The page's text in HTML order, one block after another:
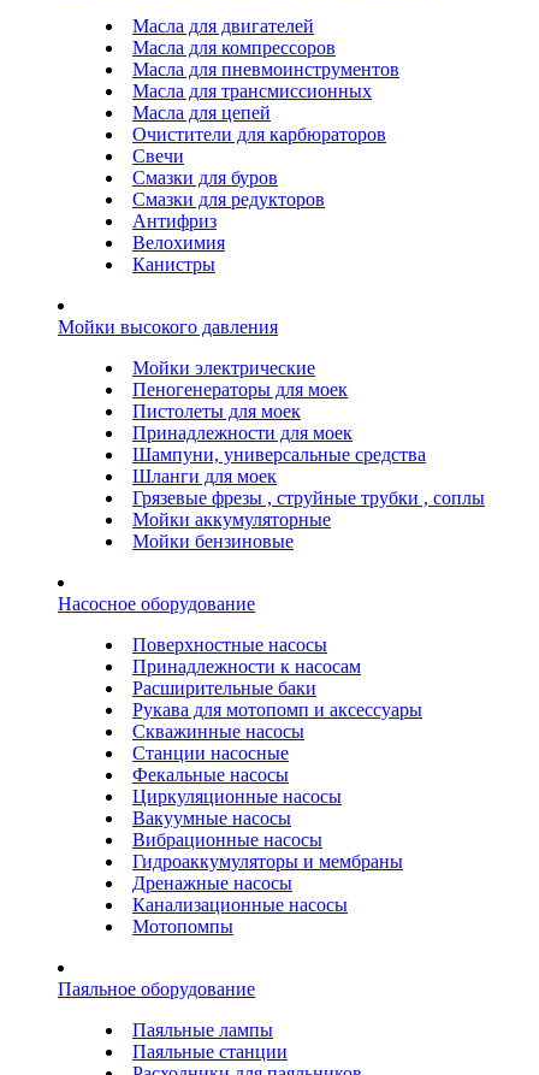
Масла для двигателей
Масла для компрессоров
Масла для пневмоинструментов
Масла для трансмиссионных
Масла для цепей
Очистители для карбюраторов
Свечи
Смазки для буров
Смазки для редукторов
Антифриз
Велохимия
Канистры
Мойки высокого давления
Мойки электрические
Пеногенераторы для моек
Пистолеты для моек
Принадлежности для моек
Шампуни, универсальные средства
Шланги для моек
Грязевые фрезы , струйные трубки , соплы
Мойки аккумуляторные
Мойки бензиновые
Насосное оборудование
Поверхностные насосы
Принадлежности к насосам
Расширительные баки
Рукава для мотопомп и аксессуары
Скважинные насосы
Станции насосные
Фекальные насосы
Циркуляционные насосы
Вакуумные насосы
Вибрационные насосы
Гидроаккумуляторы и мембраны
Дренажные насосы
Канализационные насосы
Мотопомпы
Паяльное оборудование
Паяльные лампы
Паяльные станции